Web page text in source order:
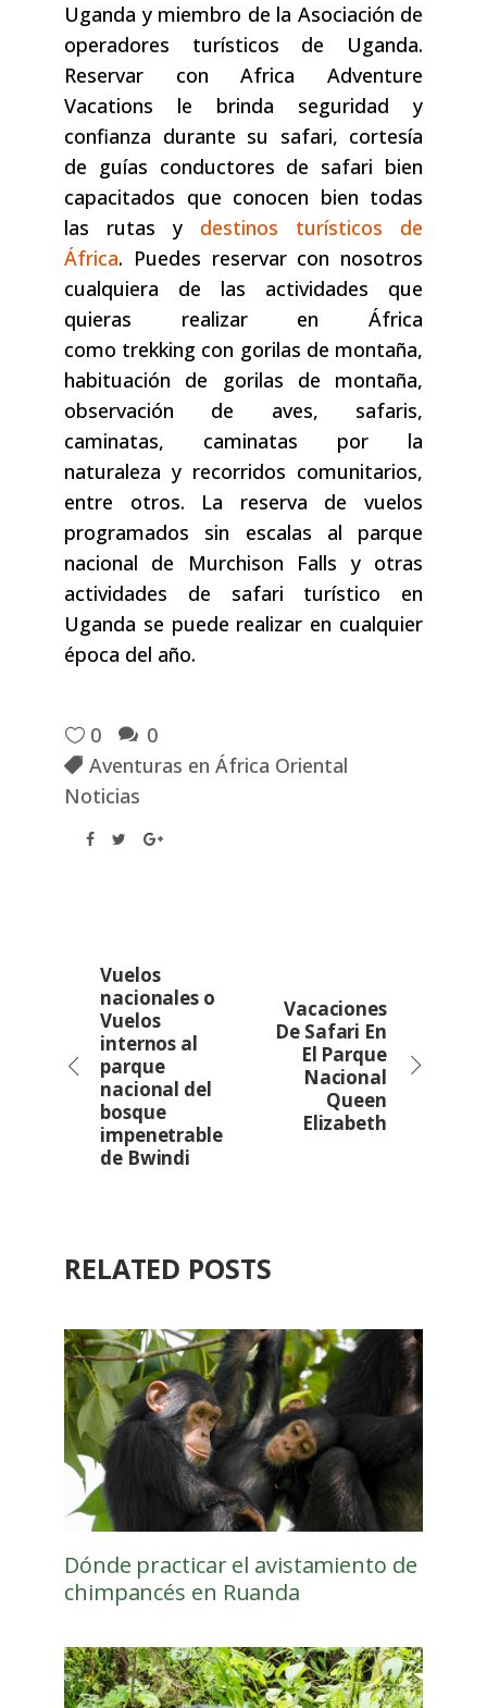
Uganda y miembro de la Asociación de
operadores turísticos de Uganda.
Reservar con Africa Adventure
Vacations le brinda seguridad y
confianza durante su safari, cortesía
de guías conductores de safari bien
capacitados que conocen bien todas
las rutas y destinos turísticos de
África. Puedes reservar con nosotros
cualquiera de las actividades que
quieras realizar en África
como trekking con gorilas de montaña,
habituación de gorilas de montaña,
observación de aves, safaris,
caminatas, caminatas por la
naturaleza y recorridos comunitarios,
entre otros. La reserva de vuelos
programados sin escalas al parque
nacional de Murchison Falls y otras
actividades de safari turístico en
Uganda se puede realizar en cualquier
época del año.
0
0
Aventuras en África Oriental
Noticias
Vuelos
nacionales o
Vuelos
internos al
parque
nacional del
bosque
impenetrable
de Bwindi
Vacaciones
De Safari En
El Parque
Nacional
Queen
Elizabeth
RELATED POSTS
Dónde practicar el avistamiento de
chimpancés en Ruanda